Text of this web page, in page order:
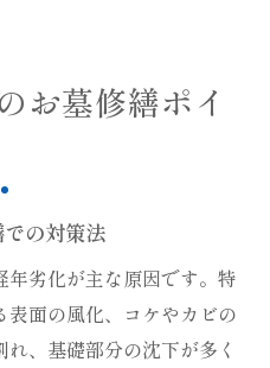
お墓修繕ポイ
の対策法
劣化が主な原因です。特
表面の風化、コケやカビの
、基礎部分の沈下が多く